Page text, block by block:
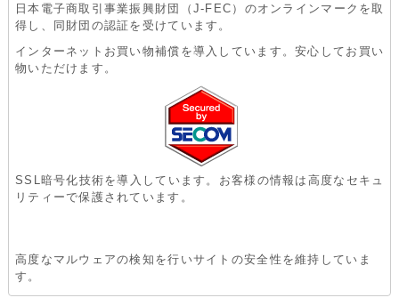
日本電子商取引事業振興財団（J-FEC）のオンラインマークを取
得し、同財団の認証を受けています。
インターネットお買い物補償を導入しています。安心してお買い
物いただけます。
SSL暗号化技術を導入しています。お客様の情報は高度なセキュ
リティーで保護されています。
高度なマルウェアの検知を行いサイトの安全性を維持していま
す。